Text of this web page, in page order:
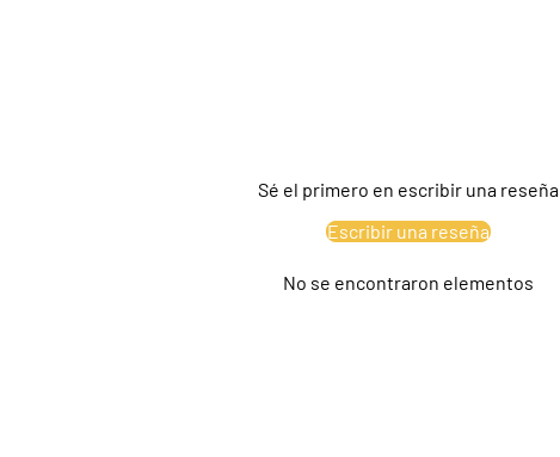
Sé el primero en escribir una reseña
Escribir una reseña
No se encontraron elementos